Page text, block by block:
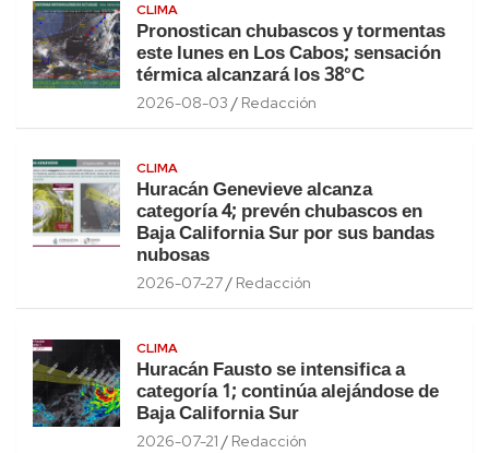
CLIMA
Pronostican chubascos y tormentas
este lunes en Los Cabos; sensación
térmica alcanzará los 38°C
2026-08-03 Redacción
CLIMA
Huracán Genevieve alcanza
categoría 4; prevén chubascos en
Baja California Sur por sus bandas
nubosas
2026-07-27 Redacción
CLIMA
Huracán Fausto se intensifica a
categoría 1; continúa alejándose de
Baja California Sur
2026-07-21 Redacción